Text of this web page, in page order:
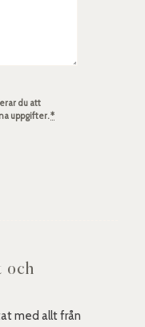
du att
uppgifter.*
och
med allt från